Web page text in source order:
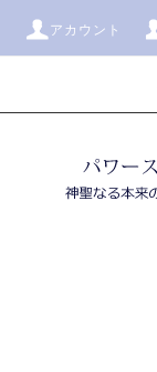
アカウント